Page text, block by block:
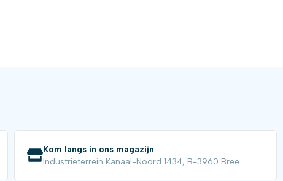
Kom langs in ons magazijn
Industrieterrein Kanaal-Noord 1434, B-3960 Bree